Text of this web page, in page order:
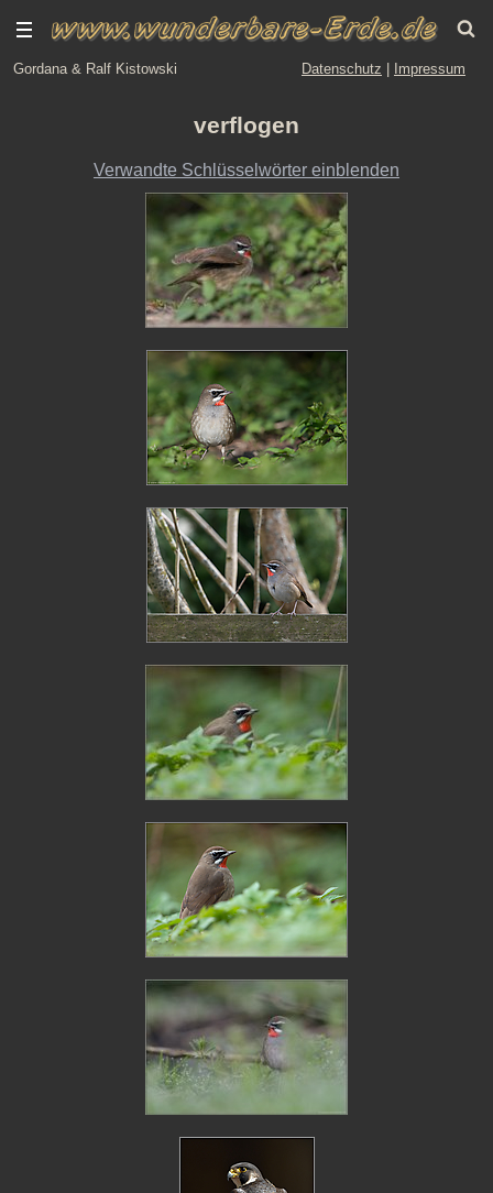
Gordana & Ralf Kistowski Datenschutz Impressum
verflogen
Verwandte Schlüsselwörter einblenden